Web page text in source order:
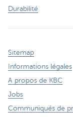
Durabilité
Sitemap
Informations légales
A propos de KBC
Jobs
Communiqués de